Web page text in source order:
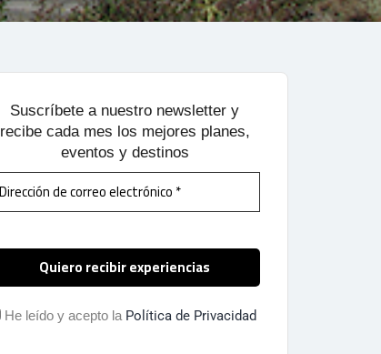
Suscríbete a nuestro newsletter y
recibe cada mes los mejores planes,
eventos y destinos
He leído y acepto la Política de Privacidad